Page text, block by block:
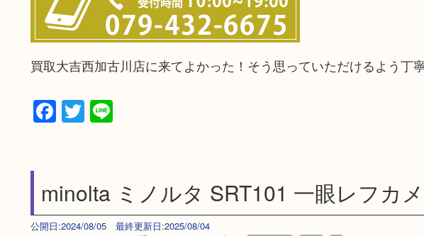
買取大吉西加古川店に来てよかった！そう思っていただけるよう丁
Facebook
Twitter
Line
minolta ミノルタ SRT101 一眼レフカ
公開日:2024/08/05 最終更新日:2025/08/04